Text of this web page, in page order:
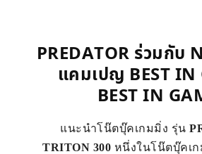
PREDATOR ร่วมกับ
แคมเปญ BEST IN
BEST IN
แนะนำโน๊ตบุ๊คเกมมิ่ง รุ่น
TRITON 300 หนึ่งในโน๊ตบุ๊คเก